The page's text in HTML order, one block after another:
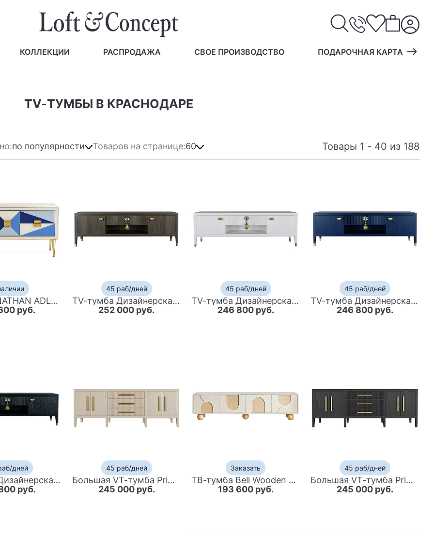
КОЛЛЕКЦИИ РАСПРОДАЖА СВОЕ ПРОИЗВОДСТВО ПОДАРОЧНАЯ КАРТА
TV-ТУМБЫ В КРАСНОДАРЕ
по популярности Товаров на странице:60 Товары 1 - 40 из 188
Комод JONATHAN ADLER HARLEQUIN CREDENZA - BLUE
руб.
45 раб/дней
TV-тумба Дизайнерская Elsa Dreams Walnut
252 000 руб.
45 раб/дней
TV-тумба Дизайнерская Elsa Dreams White
246 800 руб.
45 раб/дней
TV-тумба Дизайнерская Elsa Dreams Blue
246 800 руб.
дней
TV-тумба Дизайнерская Elsa Dreams Black
руб.
45 раб/дней
Большая VT-тумба Primo шпон Светлый дуб
245 000 руб.
Заказать
ТВ-тумба Bell Wooden Forms TV Stand
193 600 руб.
45 раб/дней
Большая VT-тумба Primo шпон Черный дуб
245 000 руб.